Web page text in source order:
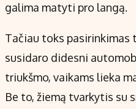
galima matyti pro langą.
Tačiau toks pasirinkimas
susidaro didesni
triukšmo, vaikams lieka
Be to, žiemą tvarkytis su